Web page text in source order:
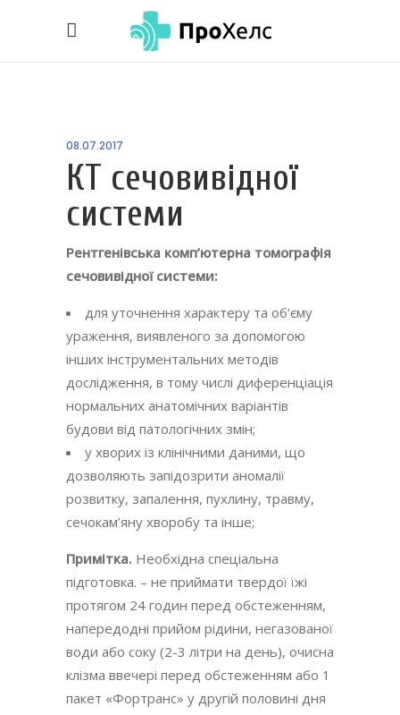
08.07.2017
КТ сечовивідної
системи
Рентгенівська комп’ютерна томографія
сечовивідної системи:
для уточнення характеру та об’єму
ураження, виявленого за допомогою
інших інструментальних методів
дослідження, в тому числі диференціація
нормальних анатомічних варіантів
будови від патологічних змін;
у хворих із клінічними даними, що
дозволяють запідозрити аномалії
розвитку, запалення, пухлину, травму,
сечокам’яну хворобу та інше;
Примітка. Необхідна спеціальна
підготовка. – не приймати твердої їжі
протягом 24 годин перед обстеженням,
напередодні прийом рідини, негазованої
води або соку (2-3 літри на день), очисна
клізма ввечері перед обстеженням або 1
пакет «Фортранс» у другій половині дня